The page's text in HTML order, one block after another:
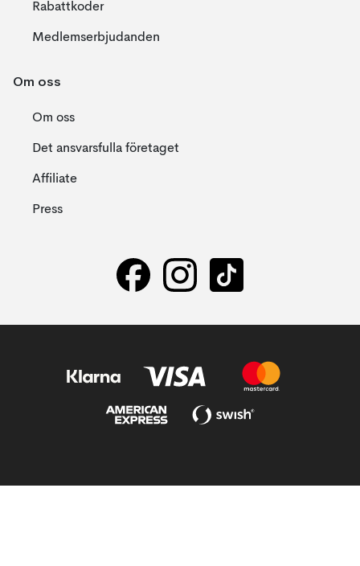
Rabattkoder
Medlemserbjudanden
Om oss
Om oss
Det ansvarsfulla företaget
Affiliate
Press